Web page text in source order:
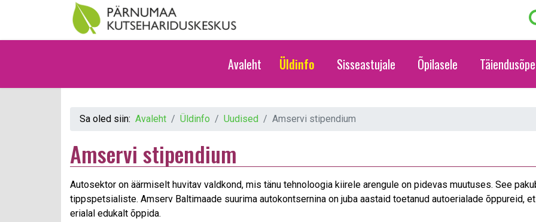
Avaleht Üldinfo Sisseastujale Õpilasele Täiendusõpe
Sa oled siin: Avaleht Üldinfo Uudised Amservi stipendium
Amservi stipendium
Autosektor on äärmiselt huvitav valdkond, mis tänu tehnoloogia kiirele arengule on pidevas muutuses. See
tippspetsialiste. Amserv Baltimaade suurima autokontsernina on juba aastaid toetanud autoerialade õppureid,
erialal edukalt õppida.